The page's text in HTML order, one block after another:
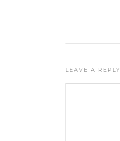
LEAVE A REPLY